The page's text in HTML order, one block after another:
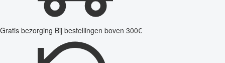
Gratis bezorging Bij bestellingen boven 300€